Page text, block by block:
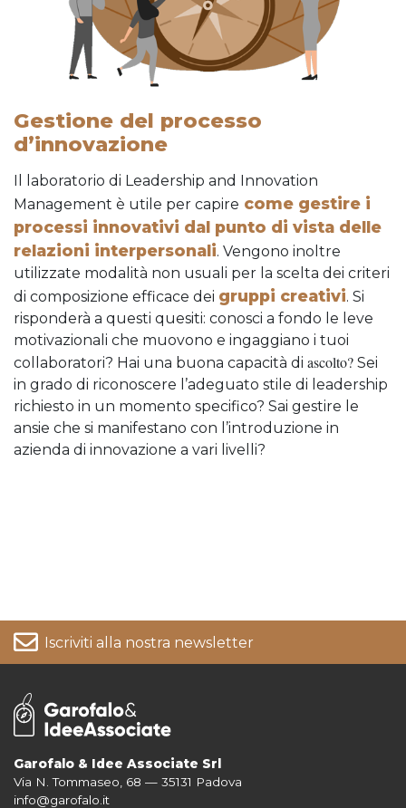
Gestione del processo
d’innovazione
Il laboratorio di Leadership and Innovation
Management è utile per capire come gestire i
processi innovativi dal punto di vista delle
relazioni interpersonali. Vengono inoltre
utilizzate modalità non usuali per la scelta dei criteri
di composizione efficace dei gruppi creativi. Si
risponderà a questi quesiti: conosci a fondo le leve
motivazionali che muovono e ingaggiano i tuoi
collaboratori? Hai una buona capacità di ascolto? Sei
in grado di riconoscere l’adeguato stile di leadership
richiesto in un momento specifico? Sai gestire le
ansie che si manifestano con l’introduzione in
azienda di innovazione a vari livelli?
Iscriviti alla nostra newsletter
Per informazioni su come vengono trattati i tuoi dati consulta la nostra
Privacy Policy
Garofalo & Idee Associate Srl
Via N. Tommaseo, 68 — 35131 Padova
info@garofalo.it